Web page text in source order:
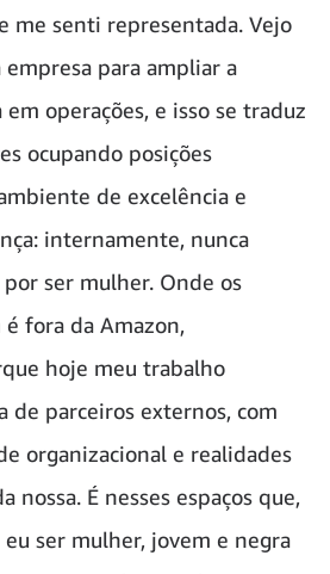
me senti representada. Vejo
para ampliar a
operações, e isso se traduz
ocupando posições
de excelência e
internamente, nunca
ser mulher. Onde os
fora da Amazon,
hoje meu trabalho
de parceiros externos, com
organizacional e realidades
nossa. É nesses espaços que,
ser mulher, jovem e negra